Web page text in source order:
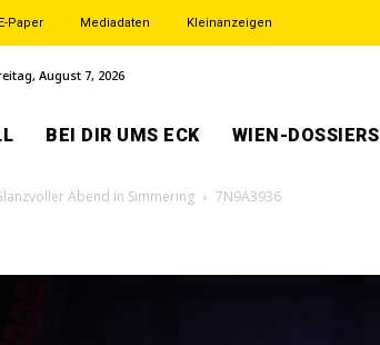
E-Paper Mediadaten Kleinanzeigen
August 7, 2026
BEI DIR UMS ECK WIEN-DOSSIERS
Abend in Simmering 7N9A3936